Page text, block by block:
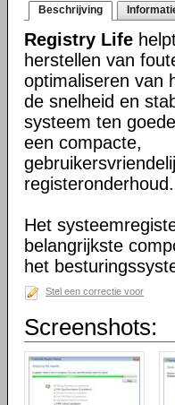
Beschrijving
Registry Life
herstellen van
optimaliseren van
de snelheid en
systeem ten
een compacte,
registeronderhoud.
Het
belangrijkste
het
Stel een correctie voor
Screenshots: